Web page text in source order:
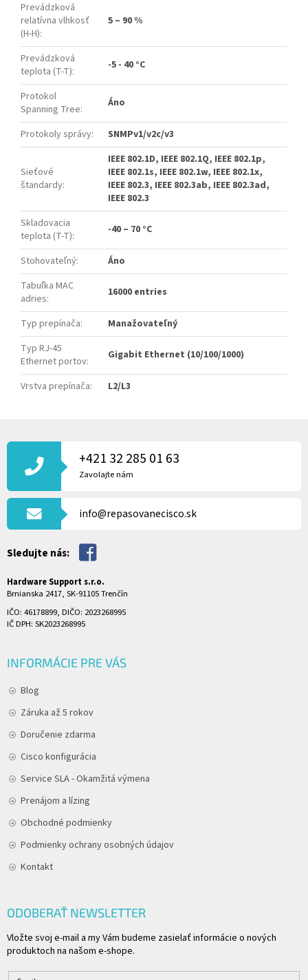
Prevádzková
relatívna vlhkosť
(H-H):
5 – 90 %
Prevádzková
teplota (T-T): -5 - 40 °C
Protokol
Spanning Tree: Áno
Protokoly správy: SNMPv1/v2c/v3
Sieťové
štandardy:
IEEE 802.1D, IEEE 802.1Q, IEEE 802.1p,
IEEE 802.1s, IEEE 802.1w, IEEE 802.1x,
IEEE 802.3, IEEE 802.3ab, IEEE 802.3ad,
IEEE 802.3
Skladovacia
teplota (T-T): -40 – 70 °C
Stohovateľný:
Áno
Tabuľka MAC
adries: 16000 entries
Typ prepínača:
Manažovateľný
Typ RJ-45
Ethernet portov: Gigabit Ethernet (10/100/1000)
Vrstva prepínača: L2/L3
Á
T
+421 32 285 01 63
Zavolajte nám
info@repasovanecisco.sk
Sledujte nás:
Hardware Support s.r.o.
Brnianska 2417, SK-91105 Trenčín
IČO: 46178899, DIČO: 2023268995
IČ DPH: SK2023268995
INFORMÁCIE PRE VÁS
Blog
Záruka až 5 rokov
Doručenie zdarma
Cisco konfigurácia
Service SLA - Okamžitá výmena
Prenájom a lízing
Obchodné podmienky
Podmienky ochrany osobných údajov
Kontakt
ODOBERAŤ NEWSLETTER
Vložte svoj e-mail a my Vám budeme zasielať informácie o nových
produktoch na našom e-shope.